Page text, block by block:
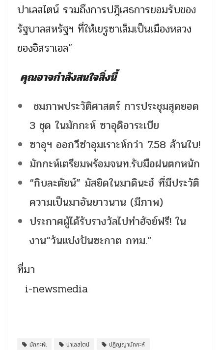
ปาเลสไตน์ รวมถึงการปฎิเสธการยอมรับของ
รัฐบาลสหรัฐฯ ที่ให้เยรูซาเล็มเป็นเมืองหลวง
ของอิสราเอล”
คุณอาจกำลังสนใจสิ่งนี้
ชมภาพประวัติศาสตร์ การประชุมสุดยอด
3 ชุด ในมักกะห์ ซาอุดิอาระเบีย
ซาอุฯ ออกวีซ่าอุมเราะห์กว่า 7.58 ล้านใบ!
มักกะห์เตรียมพร้อมจนท.รับมือฝนตกหนัก
“กิบละตัยน์” มัสยิดในมาดินะฮ์ ที่มีประวัติ
ความเป็นมาอันยาวนาน (มีภาพ)
ประกาศผู้ได้รับรางวัลไปทำฮัจย์ฟรี! ใน
งาน“วันแบ่งปันซะกาต กทม.”
ที่มา
i-newsmedia
มักกะห์เ ปาเลสไตน์ ปฏิญญามักกะห์